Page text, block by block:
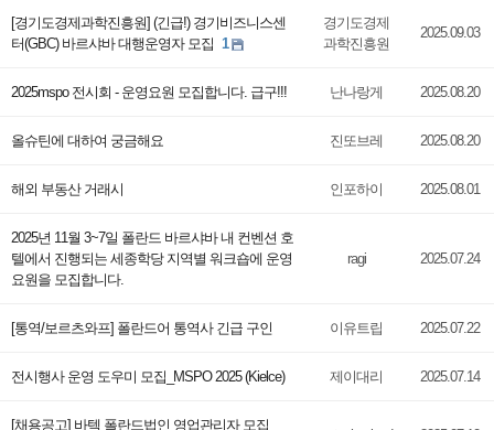
[경기도경제과학진흥원] (긴급!) 경기비즈니스센
터(GBC) 바르샤바 대행운영자 모집 1
경기도경제
과학진흥원
2025.09.03
2025mspo 전시회 - 운영요원 모집합니다. 급구!!! 난나랑게 2025.08.20
올슈틴에 대하여 궁금해요 진또브레 2025.08.20
해외 부동산 거래시 인포하이 2025.08.01
2025년 11월 3~7일 폴란드 바르샤바 내 컨벤션 호
텔에서 진행되는 세종학당 지역별 워크숍에 운영
요원을 모집합니다.
ragi 2025.07.24
[통역/보르츠와프] 폴란드어 통역사 긴급 구인 이유트립 2025.07.22
전시행사 운영 도우미 모집_MSPO 2025 (Kielce) 제이대리 2025.07.14
[채용공고] 바텍 폴란드법인 영업관리자 모집